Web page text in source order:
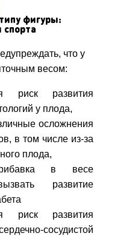
фигуры:
что у
весом:
риск развития
у плода,
осложнения
в том числе из-за
плода,
в весе
развитие
риск развития
сосудистой